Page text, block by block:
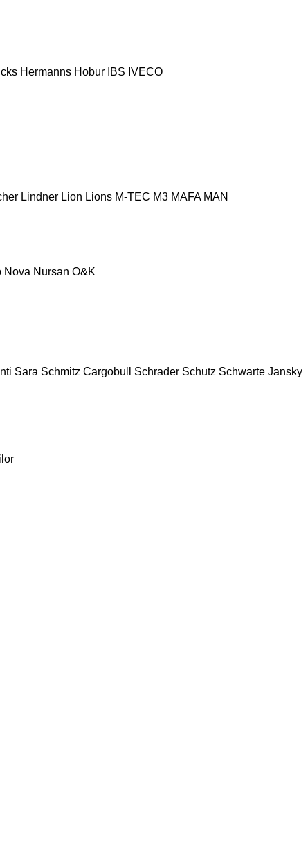
Hermanns Hobur IBS IVECO
Lindner Lion Lions M-TEC M3 MAFA MAN
Nova Nursan O&K
Sara Schmitz Cargobull Schrader Schutz Schwarte Jansky